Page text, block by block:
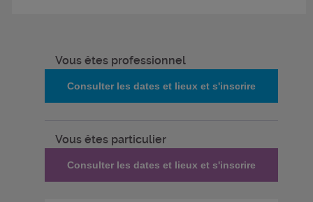
Vous êtes professionnel
Consulter les dates et lieux et s'inscrire
Vous êtes particulier
Consulter les dates et lieux et s'inscrire